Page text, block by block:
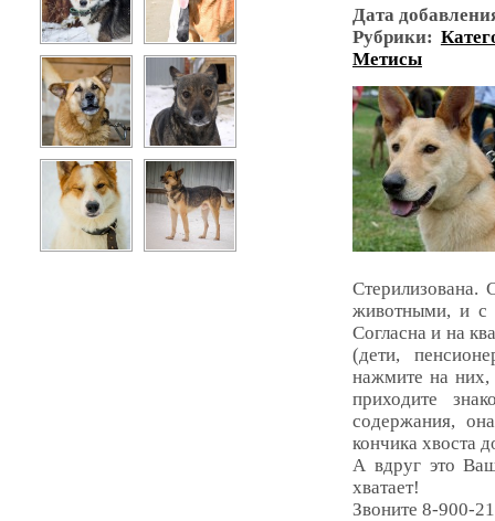
Дата
Рубрики:
Метисы
Стерилизована.
животными, и с
Согласна и на
(дети,
нажмите на
приходите
содержания,
кончика хвоста
А вдруг это
хватает!
Звоните 8-900-